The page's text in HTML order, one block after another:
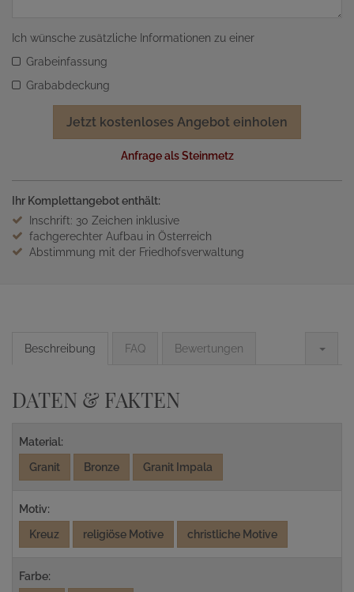
Ich wünsche zusätzliche Informationen zu einer
Grabeinfassung
Grababdeckung
Jetzt kostenloses Angebot einholen
Anfrage als Steinmetz
Ihr Komplettangebot enthält:
Inschrift: 30 Zeichen inklusive
fachgerechter Aufbau in Österreich
Abstimmung mit der Friedhofsverwaltung
Beschreibung FAQ Bewertungen
DATEN & FAKTEN
Material:
Granit
Bronze Granit Impala
Motiv:
Kreuz
religiöse Motive christliche Motive
Farbe: